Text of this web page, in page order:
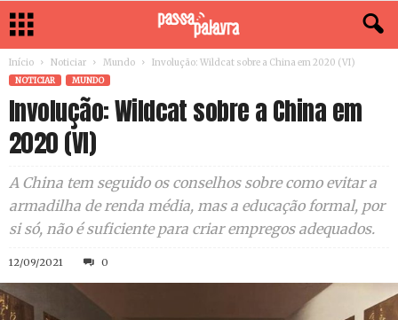
Início Noticiar Mundo Involução: Wildcat sobre a China em 2020 (VI)
NOTICIAR MUNDO
Involução: Wildcat sobre a China em
2020 (VI)
A China tem seguido os conselhos sobre como evitar a
armadilha de renda média, mas a educação formal, por
si só, não é suficiente para criar empregos adequados.
12/09/2021 0